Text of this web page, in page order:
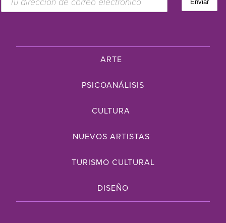
ARTE
PSICOANÁLISIS
CULTURA
NUEVOS ARTISTAS
TURISMO CULTURAL
DISEÑO